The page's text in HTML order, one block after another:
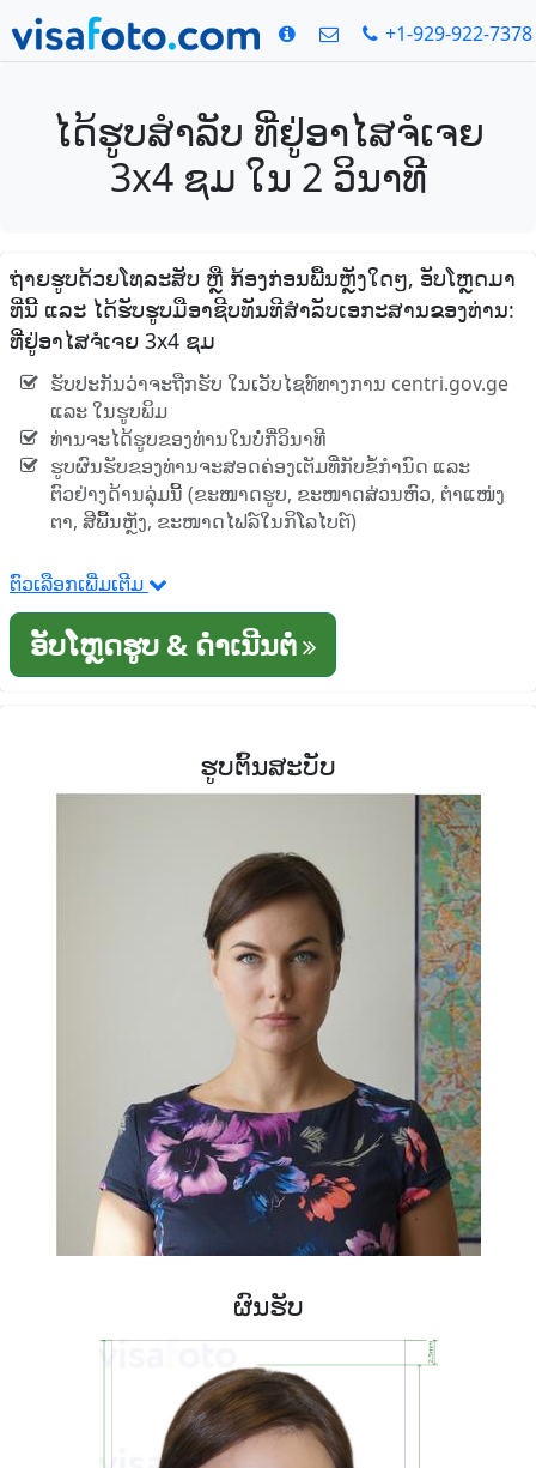
+1-929-922-7378
ໄດ້ຮູບສໍາລັບ ທີ່ຢູ່ອາໄສຈໍເຈຍ
3x4 ຊມ ໃນ 2 ວິນາທີ
ຖ່າຍຮູບດ້ວຍໂທລະສັບ ຫຼື ກ້ອງກ່ອນພື້ນຫຼັງໃດໆ, ອັບໂຫຼດມາ
ທີ່ນີ້ ແລະ ໄດ້ຮັບຮູບມືອາຊີບທັນທີສໍາລັບເອກະສານຂອງທ່ານ:
ທີ່ຢູ່ອາໄສຈໍເຈຍ 3x4 ຊມ
ຮັບປະກັນວ່າຈະຖືກຮັບ ໃນເວັບໄຊທ໌ທາງການ centri.gov.ge
ແລະ ໃນຮູບພິມ
ທ່ານຈະໄດ້ຮູບຂອງທ່ານໃນບໍ່ກີ່ວິນາທີ
ຮູບຜົນຮັບຂອງທ່ານຈະສອດຄ່ອງເຕັມທີ່ກັບຂໍ້ກໍານົດ ແລະ
ຕົວຢ່າງດ້ານລຸ່ມນີ້ (ຂະໜາດຮູບ, ຂະໜາດສ່ວນຫົວ, ຕໍາແໜ່ງ
ຕາ, ສີພື້ນຫຼັງ, ຂະໜາດໄຟລ໌ໃນກິໂລໄບຕ໌)
ຕົວເລືອກເພີ່ມເຕີມ
ອັບໂຫຼດຮູບ & ດໍາເນີນຕໍ່
ຮູບຕົ້ນສະບັບ
ຜົນຮັບ